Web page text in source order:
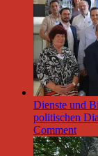
Dienste und
politischen
Comment